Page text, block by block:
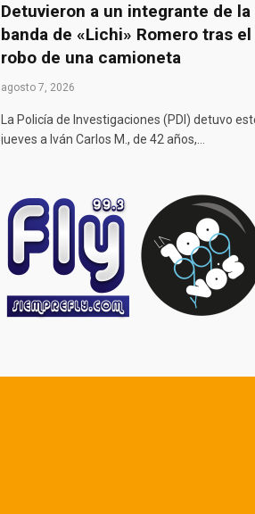
Detuvieron a un integrante de la
banda de «Lichi» Romero tras el
robo de una camioneta
agosto 7, 2026
La Policía de Investigaciones (PDI) detuvo
jueves a Iván Carlos M., de 42 años,…